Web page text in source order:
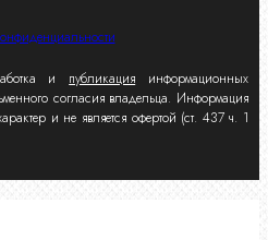
и публикация информационных
согласия владельца. Информация
и не является офертой (ст. 437 ч. 1